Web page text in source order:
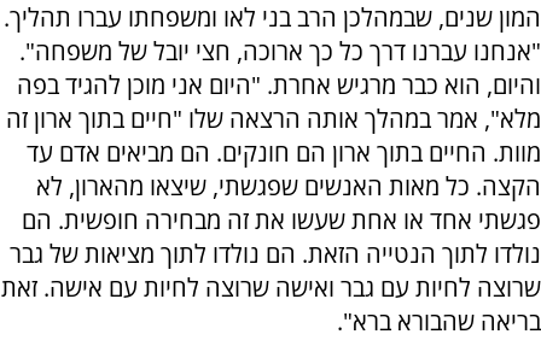
המון שנים, שבמהלכן הרב בני לאו ומשפחתו עברו תהליך.
"אנחנו עברנו דרך כל כך ארוכה, חצי יובל של משפחה".
והיום, הוא כבר מרגיש אחרת. "היום אני מוכן להגיד בפה
מלא", אמר במהלך אותה הרצאה שלו "חיים בתוך ארון זה
מוות. החיים בתוך ארון הם חונקים. הם מביאים אדם עד
הקצה. כל מאות האנשים שפגשתי, שיצאו מהארון, לא
פגשתי אחד או אחת שעשו את זה מבחירה חופשית. הם
נולדו לתוך הנטייה הזאת. הם נולדו לתוך מציאות של גבר
שרוצה לחיות עם גבר ואישה שרוצה לחיות עם אישה. זאת
בריאה שהבורא ברא".